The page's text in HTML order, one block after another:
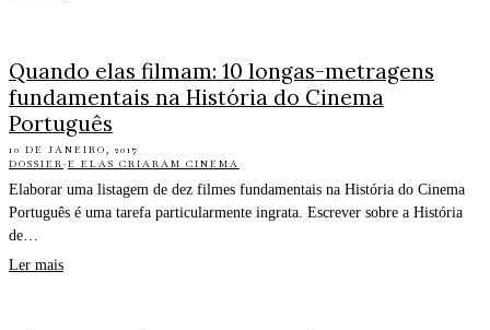
Quando elas filmam: 10 longas-metragens
fundamentais na História do Cinema
Português
10 DE JANEIRO, 2017
DOSSIER·E ELAS CRIARAM CINEMA
Elaborar uma listagem de dez filmes fundamentais na História do Cinema
Português é uma tarefa particularmente ingrata. Escrever sobre a História
de…
Ler mais